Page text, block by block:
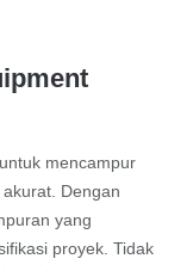
mencampur
Dengan
yang
proyek. Tidak